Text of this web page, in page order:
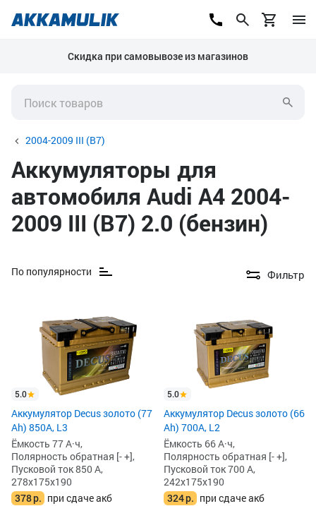
Скидка при самовывозе из магазинов
2004-2009 III (B7)
Аккумуляторы для
автомобиля Audi A4 2004-
2009 III (B7) 2.0 (бензин)
По популярности Фильтр
5.0
Аккумулятор Decus золото (77
Ah) 850А, L3
Ёмкость 77 А·ч,
Полярность обратная [- +],
Пусковой ток 850 А,
278x175x190
378р. при сдаче акб
5.0
Аккумулятор Decus золото (66
Ah) 700A, L2
Ёмкость 66 А·ч,
Полярность обратная [- +],
Пусковой ток 700 А,
242x175x190
324р. при сдаче акб